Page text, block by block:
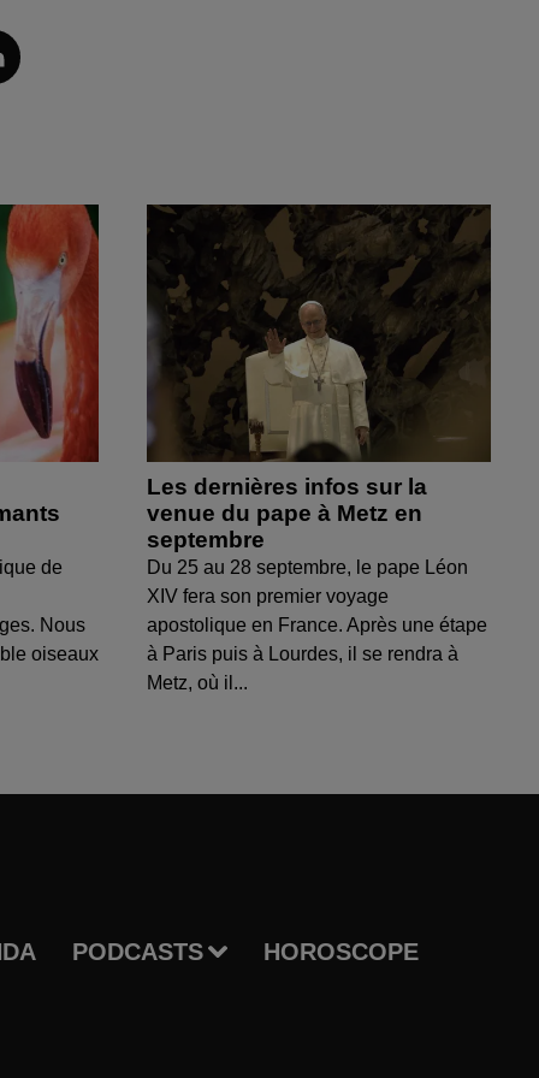
de
Nous
oiseaux
Les dernières infos sur la
venue du pape à Metz en
septembre
Du 25 au 28 septembre, le pape Léon
XIV fera son premier voyage
apostolique en France. Après une étape
à Paris puis à Lourdes, il se rendra à
Metz, où il...
PODCASTS HOROSCOPE